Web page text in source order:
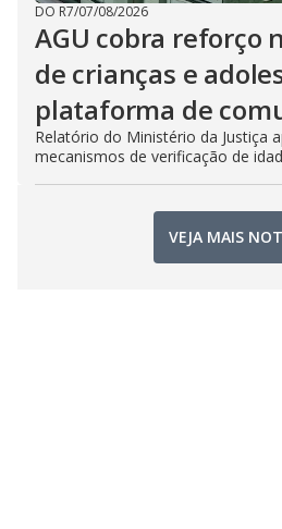
DO R7/07/08/2026
AGU cobra reforço
de crianças e
plataforma de
Relatório do Ministério da Justiça
mecanismos de verificação de
VEJA MAIS